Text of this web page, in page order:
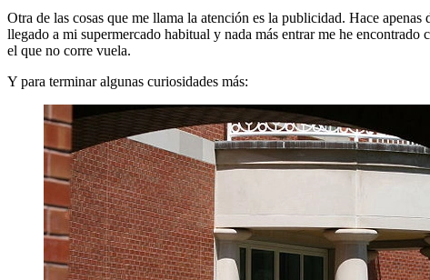
Otra de las cosas que me llama la atención es la publicidad. Hace
llegado a mi supermercado habitual y nada más entrar me he
el que no corre vuela.
Y para terminar algunas curiosidades más: